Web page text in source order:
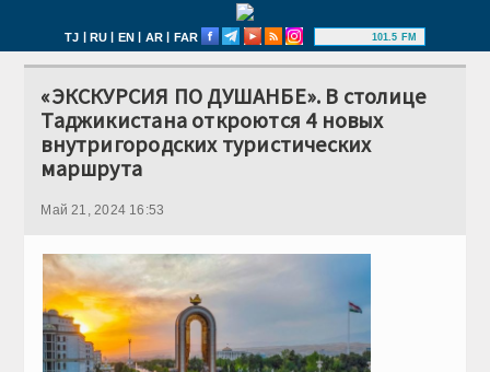
TJ | RU | EN | AR | FAR 101.5 FM
«ЭКСКУРСИЯ ПО ДУШАНБЕ». В столице
Таджикистана откроются 4 новых
внутригородских туристических
маршрута
Май 21, 2024 16:53